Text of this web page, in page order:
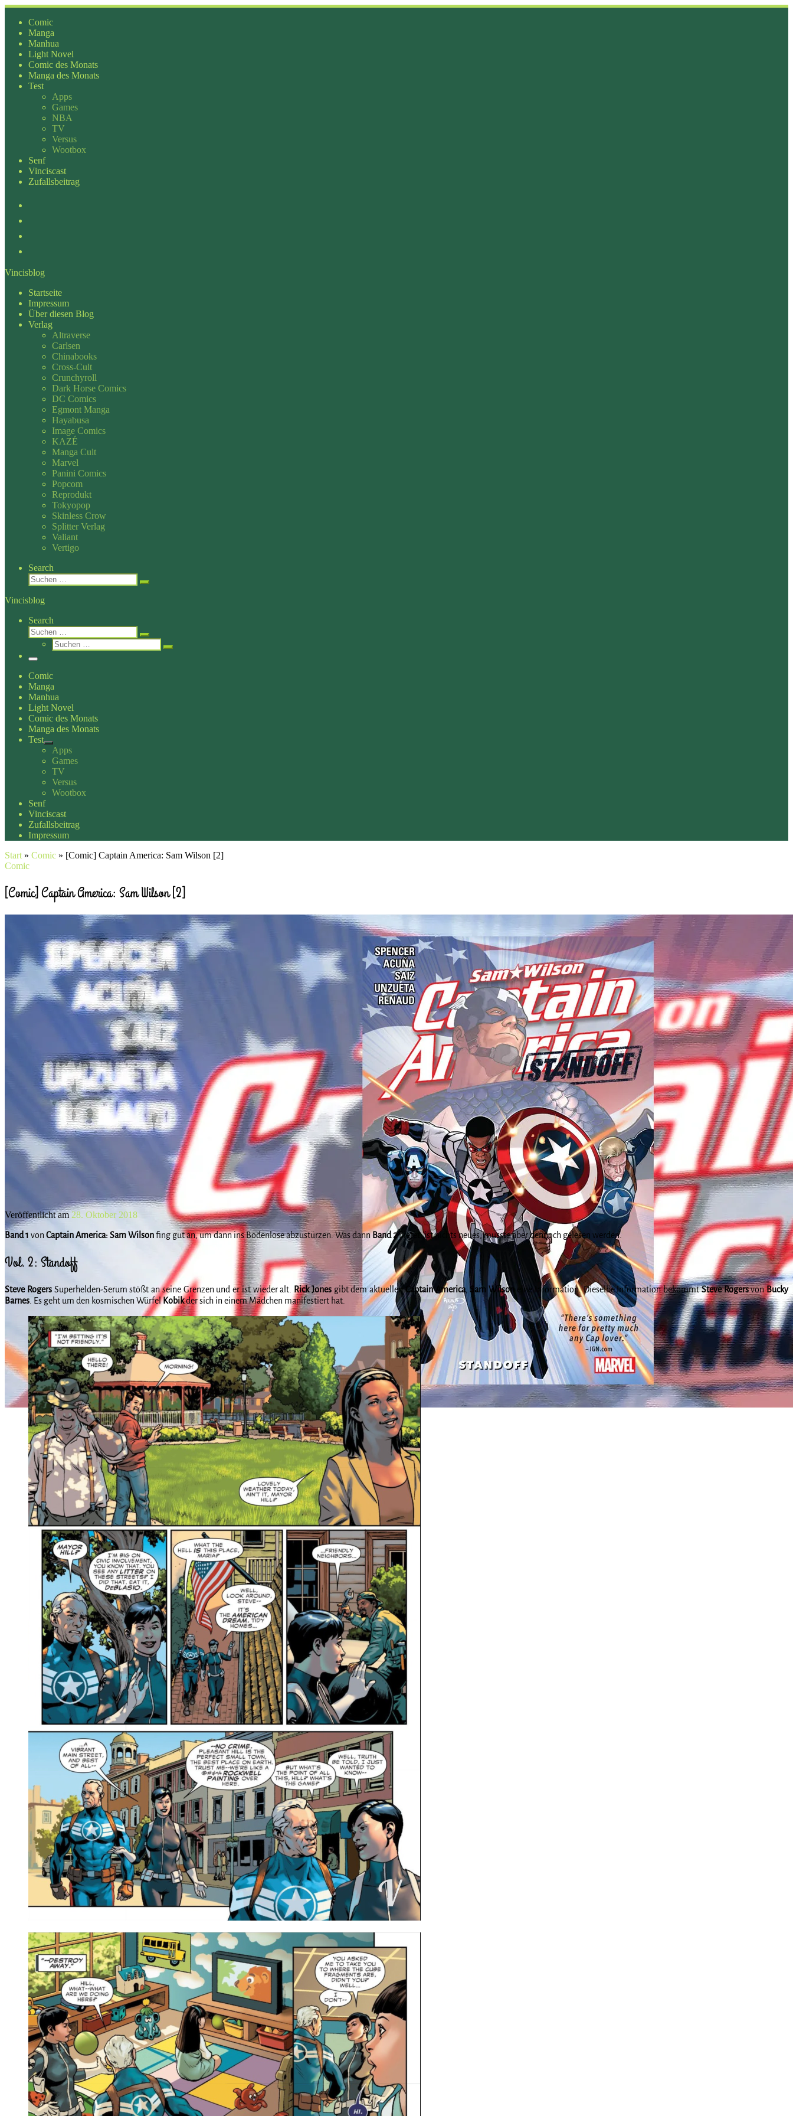
Zum
Inhalt
springen
Comic
Manga
Manhua
Light Novel
Comic des Monats
Manga des Monats
Test
Apps
Games
NBA
TV
Versus
Wootbox
Senf
Vinciscast
Zufallsbeitrag
Vincisblog
Startseite
Impressum
Über diesen Blog
Verlag
Altraverse
Carlsen
Chinabooks
Cross-Cult
Crunchyroll
Dark Horse Comics
DC Comics
Egmont Manga
Hayabusa
Image Comics
KAZÉ
Manga Cult
Marvel
Panini Comics
Popcom
Reprodukt
Tokyopop
Skinless Crow
Splitter Verlag
Valiant
Vertigo
Search
Suche
Suchen …
Vincisblog
Search
Suche
Suchen …
Suche
Suchen …
Menü
Comic
Manga
Manhua
Light Novel
Comic des Monats
Manga des Monats
Test
Apps
Games
TV
Versus
Wootbox
Senf
Vinciscast
Zufallsbeitrag
Impressum
Start » Comic » [Comic] Captain America: Sam Wilson [2]
Comic
[Comic] Captain America: Sam Wilson [2]
Veröffentlicht am28. Oktober 2018
Band 1 von CaptainAmerica: Sam Wilsonfing gut an, um dann ins Bodenlose abzustürzen. Was dannBand 2bietet, ist nichts neues, musste aber dennoch gelesen werden.
Vol. 2: Standoff
Steve RogersSuperhelden-Serum stößt an seine Grenzen und er ist wieder alt. Rick Jonesgibt dem aktuellenCaptain America, Sam Wilsoneine Information. Dieselbe Information bekommtSteve RogersvonBucky
Barnes . Es geht um den kosmischen WürfelKobikder sich in einem Mädchen manifestiert hat.